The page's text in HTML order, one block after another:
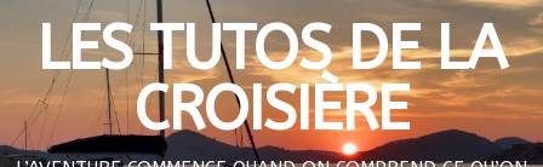
LES TUTOS DE LA
CROISIÈRE